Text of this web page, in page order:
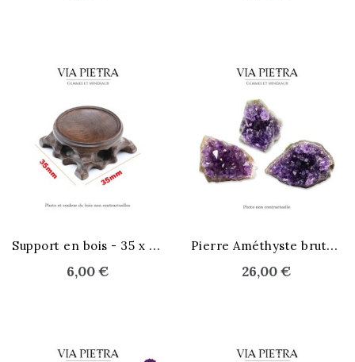
S
upport en bois - 35 x 35 mm
6,00 €
P
ierre Améthyste brute - L
26,00 €